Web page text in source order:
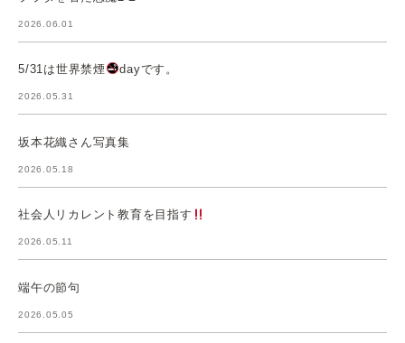
2026.06.01
5/31は世界禁煙 dayです。
2026.05.31
坂本花織さん写真集
2026.05.18
社会人リカレント教育を目指す
2026.05.11
端午の節句
2026.05.05